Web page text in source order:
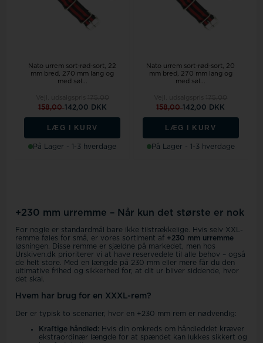
Nato urrem sort-rød-sort, 22
mm bred, 270 mm lang og
med søl...
158,00142,00 DKK
LÆG I KURV
På Lager - 1-3 hverdage
Nato urrem sort-rød-sort, 20
mm bred, 270 mm lang og
med søl...
158,00142,00 DKK
LÆG I KURV
På Lager - 1-3 hverdage
+230 mm urremme – Når kun det største er nok
For nogle er standardmål bare ikke tilstrækkelige. Hvis selv XXL-
remme føles for små, er vores sortiment af +230 mm urremme
løsningen. Disse remme er sjældne på markedet, men hos
Urskiven.dk prioriterer vi at have reservedele til alle behov – også
de helt store. Med en længde på 230 mm eller mere får du den
ultimative frihed og sikkerhed for, at dit ur bliver siddende, hvor
det skal.
Hvem har brug for en XXXL-rem?
Der er typisk to scenarier, hvor en +230 mm rem er nødvendig:
Kraftige håndled: Hvis din omkreds om håndleddet kræver
ekstraordinær længde for at spændet kan lukkes sikkert og